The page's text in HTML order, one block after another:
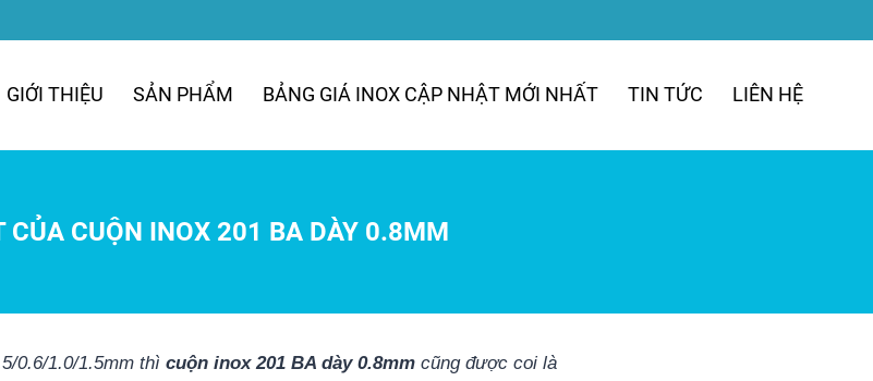
GIỚI THIỆU SẢN PHẨM BẢNG GIÁ INOX CẬP NHẬT MỚI NHẤT TIN TỨC LIÊN HỆ
CỦA CUỘN INOX 201 BA DÀY 0.8MM
0.6/1.0/1.5mm thì cuộn inox 201 BA dày 0.8mm cũng được coi là